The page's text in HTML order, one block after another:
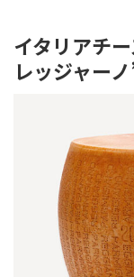
イタリアチ
レッジャー